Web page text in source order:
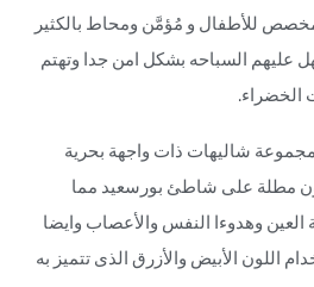
للأطفال و مُؤمَّن ومحاط بالكثير
عليهم السباحه بشكل امن جدا وتهتم
الخضراء.
شاليهات ذات واجهة بحرية
مطلة على شاطئ بورسعيد مما
وهدوءا النفس والأعصاب وايضا
اللون الأبيض والأزرق الذى تتميز به